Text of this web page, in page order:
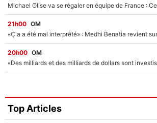
21h00 OM
20h00 OM
Top Articles